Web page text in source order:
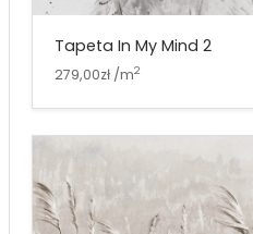
Tapeta In My Mind 2
279,00zł /m2